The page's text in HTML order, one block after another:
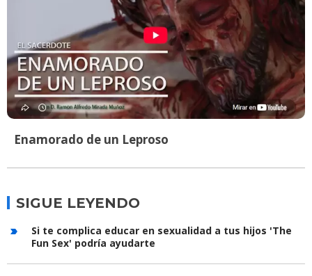
Enamorado de un Leproso
SIGUE LEYENDO
Si te complica educar en sexualidad a tus hijos 'The
Fun Sex' podría ayudarte